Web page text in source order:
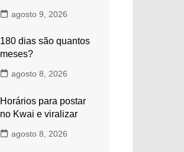
agosto 9, 2026
180 dias são quantos
meses?
agosto 8, 2026
Horários para postar
no Kwai e viralizar
agosto 8, 2026